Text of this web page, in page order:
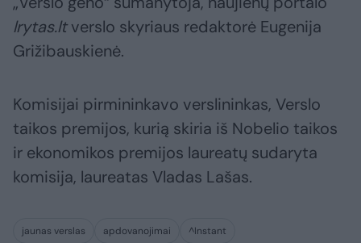
lrytas.ltverslo skyriaus redaktorė Eugenija
Grižibauskienė.
Komisijai pirmininkavo verslininkas, Verslo
taikos premijos, kurią skiria iš Nobelio taikos
ir ekonomikos premijos laureatų sudaryta
komisija, laureatas Vladas Lašas.
jaunas verslas apdovanojimai
^Instant